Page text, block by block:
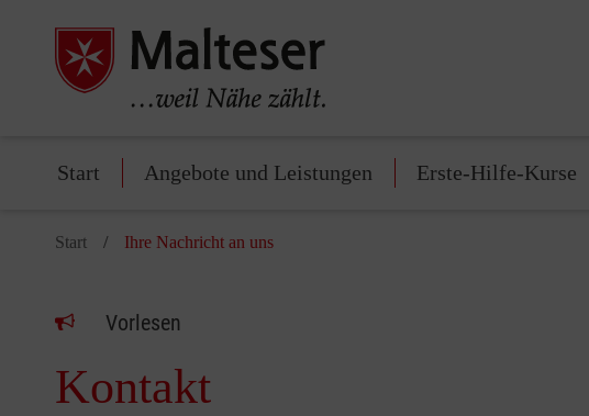
Start Angebote und Leistungen Erste-Hilfe-Kurse
Start Ihre Nachricht an uns
Vorlesen
Kontakt